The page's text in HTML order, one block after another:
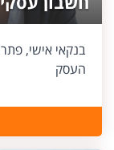
בנקאי אישי,
העסק